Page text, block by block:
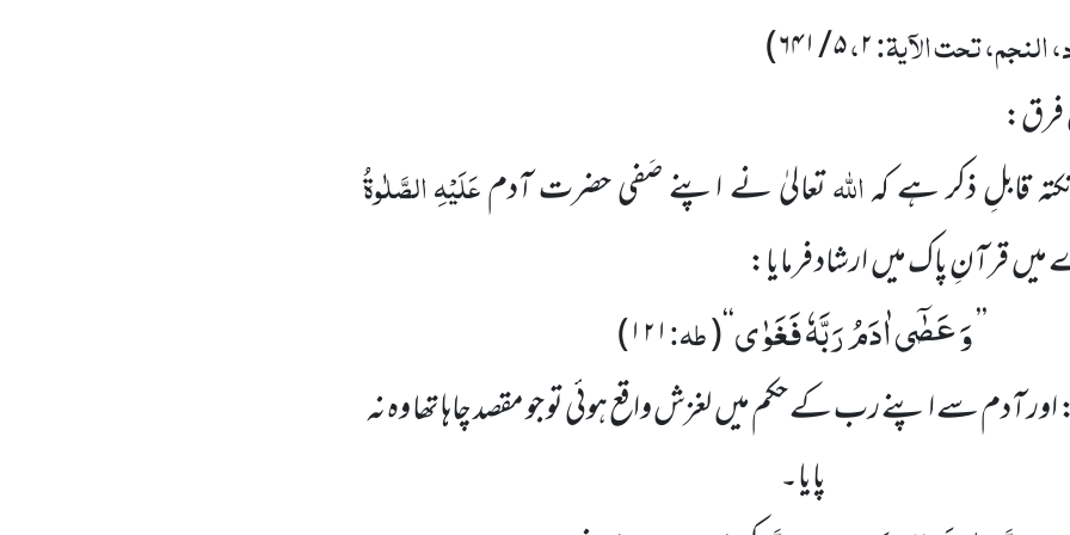
النجم، تحت الآیۃ:۲،۵ / ۶۴۱
)
فرق:
قابلِ ذکر ہے کہاللہتعالیٰ نے اپنے صَفی حضرت آدمعَلَیْہِالصَّلٰوۃُ
قرآنِ پاک میں ارشاد فرمایا:
’’وَ عَصٰۤى اٰدَمُ رَبَّهٗ فَغَوٰى‘‘
(طہ:۱۲۱)
: اور آدم سے اپنے رب کے حکم میں لغزش واقع ہوئی تو جو مقصد چاہا تھا وہ نہ
پایا۔